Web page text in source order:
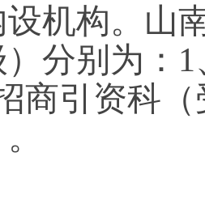
设机构。山
分别为：
商引资科